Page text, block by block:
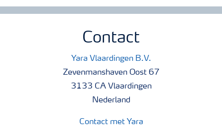
Contact
Yara Vlaardingen B.V.
Zevenmanshaven Oost 67
3133 CA Vlaardingen
Nederland
Contact met Yara